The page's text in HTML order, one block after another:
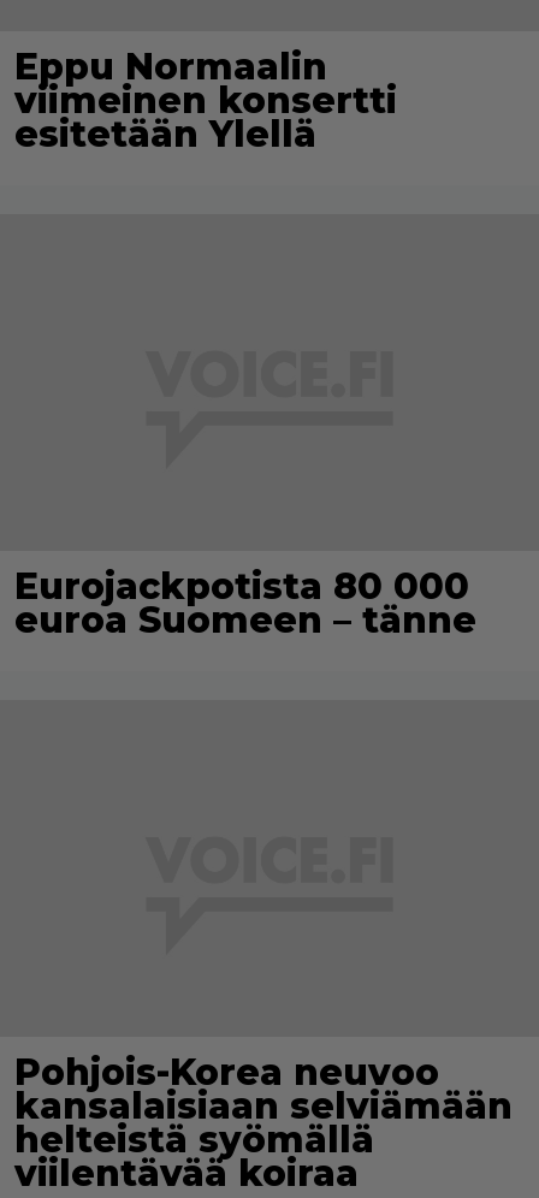
Eppu Normaalin
viimeinen konsertti
esitetään Ylellä
Eurojackpotista 80 000
euroa Suomeen – tänne
Pohjois-Korea neuvoo
kansalaisiaan selviämään
helteistä syömällä
viilentävää koiraa